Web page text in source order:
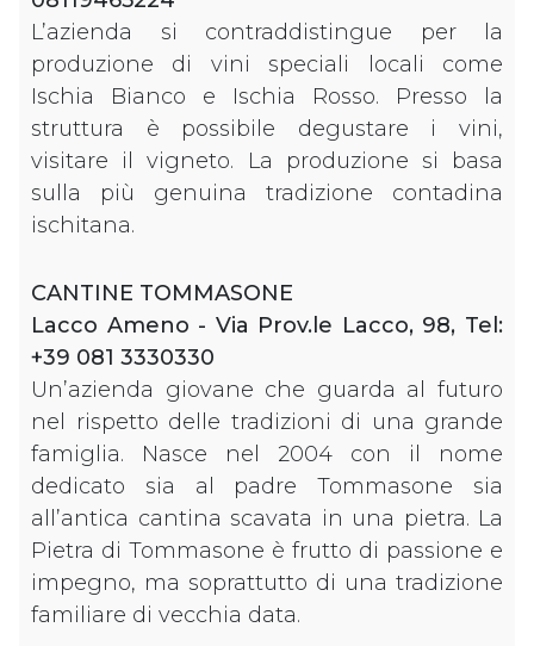
L’azienda si contraddistingue per la
produzione di vini speciali locali come
Ischia Bianco e Ischia Rosso. Presso la
struttura è possibile degustare i vini,
visitare il vigneto. La produzione si basa
sulla più genuina tradizione contadina
ischitana.
CANTINE TOMMASONE
Lacco Ameno - Via Prov.le Lacco, 98, Tel:
+39 081 3330330
Un’azienda giovane che guarda al futuro
nel rispetto delle tradizioni di una grande
famiglia. Nasce nel 2004 con il nome
dedicato sia al padre Tommasone sia
all’antica cantina scavata in una pietra. La
Pietra di Tommasone è frutto di passione e
impegno, ma soprattutto di una tradizione
familiare di vecchia data.